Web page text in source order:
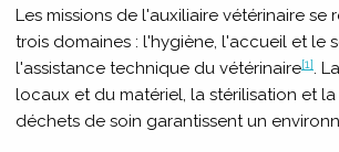
Les missions de l'auxiliaire vétérinaire se
trois domaines : l'hygiène, l'accueil et le
l'assistance technique du vétérinaire[1].
locaux et du matériel, la stérilisation et
déchets de soin garantissent un